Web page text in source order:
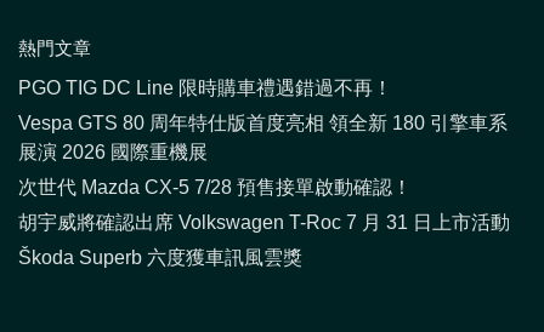
熱門文章
PGO TIG DC Line 限時購車禮遇錯過不再！
Vespa GTS 80 周年特仕版首度亮相 領全新 180 引擎車系
展演 2026 國際重機展
次世代 Mazda CX-5 7/28 預售接單啟動確認！
胡宇威將確認出席 Volkswagen T-Roc 7 月 31 日上市活動
Škoda Superb 六度獲車訊風雲獎